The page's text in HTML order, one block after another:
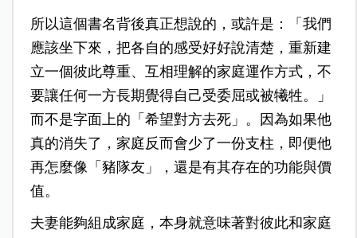
所以這個書名背後真正想說的，或許是：「我們
應該坐下來，把各自的感受好好說清楚，重新建
立一個彼此尊重、互相理解的家庭運作方式，不
要讓任何一方長期覺得自己受委屈或被犧牲。」
而不是字面上的「希望對方去死」。因為如果他
真的消失了，家庭反而會少了一份支柱，即便他
再怎麼像「豬隊友」，還是有其存在的功能與價
值。
夫妻能夠組成家庭，本身就意味著對彼此和家庭